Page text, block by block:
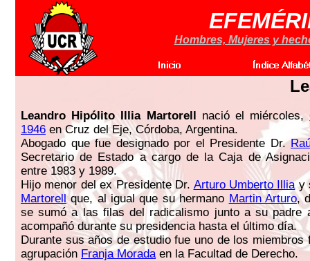
Hombres, Mujeres y
Leandro Hipólito Illia Martorell nació el miércoles,
1946 en Cruz del Eje, Córdoba, Argentina.
Abogado que fue designado por el Presidente Dr.
Secretario de Estado a cargo de la Caja de
entre 1983 y 1989.
Hijo menor del ex Presidente Dr. Arturo Umberto Illiay
Martorellque, al igual que su hermano Martin Arturo,
se sumó a las filas del radicalismo junto a su padre
acompañó durante su presidencia hasta el último día.
Durante sus años de estudio fue uno de los miembros
agrupación Franja Moradaen la Facultad de Derecho.